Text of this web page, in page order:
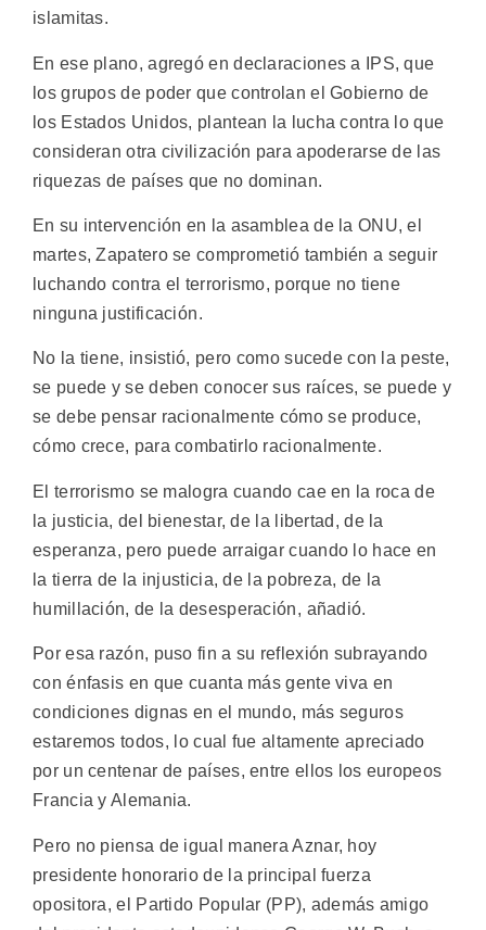
islamitas.
En ese plano, agregó en declaraciones a IPS, que
los grupos de poder que controlan el Gobierno de
los Estados Unidos, plantean la lucha contra lo que
consideran otra civilización para apoderarse de las
riquezas de países que no dominan.
En su intervención en la asamblea de la ONU, el
martes, Zapatero se comprometió también a seguir
luchando contra el terrorismo, porque no tiene
ninguna justificación.
No la tiene, insistió, pero como sucede con la peste,
se puede y se deben conocer sus raíces, se puede y
se debe pensar racionalmente cómo se produce,
cómo crece, para combatirlo racionalmente.
El terrorismo se malogra cuando cae en la roca de
la justicia, del bienestar, de la libertad, de la
esperanza, pero puede arraigar cuando lo hace en
la tierra de la injusticia, de la pobreza, de la
humillación, de la desesperación, añadió.
Por esa razón, puso fin a su reflexión subrayando
con énfasis en que cuanta más gente viva en
condiciones dignas en el mundo, más seguros
estaremos todos, lo cual fue altamente apreciado
por un centenar de países, entre ellos los europeos
Francia y Alemania.
Pero no piensa de igual manera Aznar, hoy
presidente honorario de la principal fuerza
opositora, el Partido Popular (PP), además amigo